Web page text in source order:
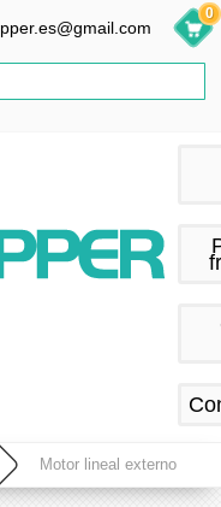
0
Motor lineal externo